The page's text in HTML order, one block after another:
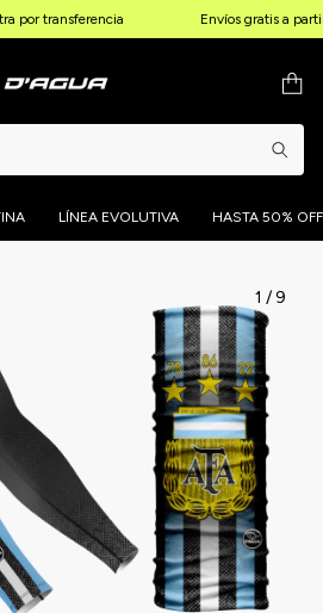
por transferencia Envíos gratis a
LÍNEA EVOLUTIVA HASTA 50% OFF
1 /9